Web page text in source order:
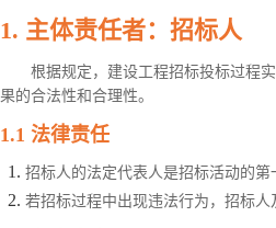
1. 主体责任者：招标人
根据规定，建设工程招标投标过程
果的合法性和合理性。
1.1 法律责任
招标人的法定代表人是招标活动的
若招标过程中出现违法行为，招标